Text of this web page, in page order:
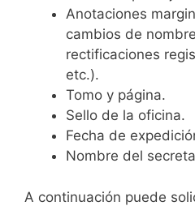
Anotaciones
cambios de
rectificaciones
etc.).
Tomo y página.
Sello de la oficina.
Fecha de
Nombre del
A continuación puede